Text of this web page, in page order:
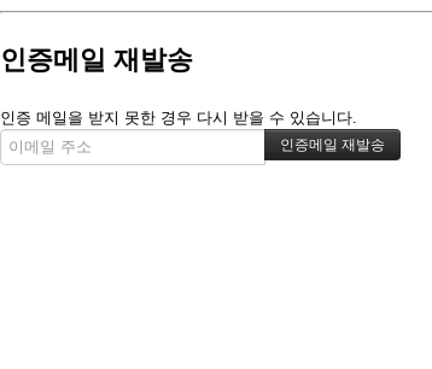
인증메일 재발송
인증 메일을 받지 못한 경우 다시 받을 수 있습니다.